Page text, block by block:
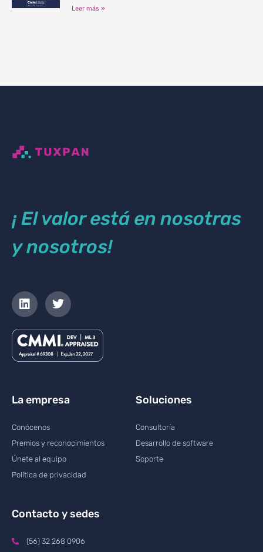
Leer más »
¡ El valor está en nosotras
y nosotros!
La empresa
Conócenos
Premios y reconocimientos
Únete al equipo
Política de privacidad
Soluciones
Consultoría
Desarrollo de software
Soporte
Contacto y sedes
(56) 32 268 0906